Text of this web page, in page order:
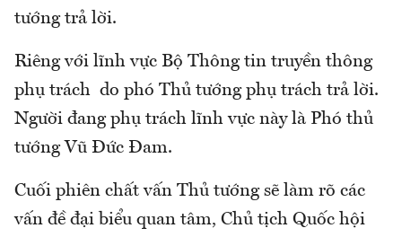
tướng trả lời.
Riêng với lĩnh vực Bộ Thông tin truyền thông
phụ trách do phó Thủ tướng phụ trách trả lời.
Người đang phụ trách lĩnh vực này là Phó thủ
tướng Vũ Đức Đam.
Cuối phiên chất vấn Thủ tướng sẽ làm rõ các
vấn đề đại biểu quan tâm, Chủ tịch Quốc hội